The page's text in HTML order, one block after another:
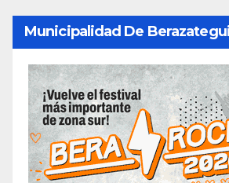
Municipalidad De